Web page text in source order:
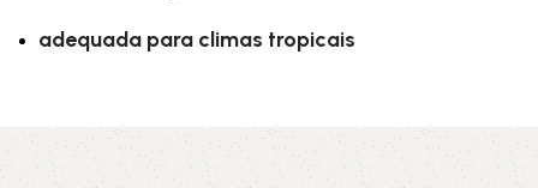
adequada para climas tropicais